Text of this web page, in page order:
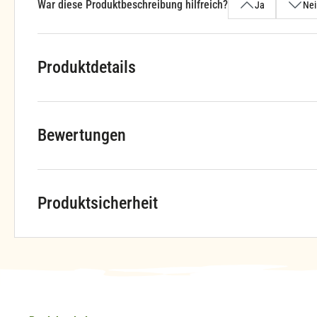
War diese Produktbeschreibung hilfreich? Ja
Produktdetails
Bewertungen
Produktsicherheit